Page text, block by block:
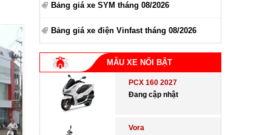
Bảng giá xe SYM tháng 08/2026
Bảng giá xe điện Vinfast tháng 08/2026
MẪU XE NỔI BẬT
PCX 160 2027
Đang cập nhật
Vora